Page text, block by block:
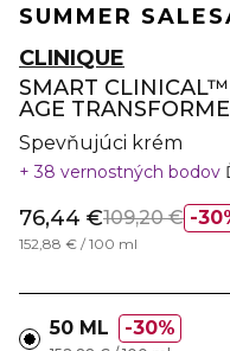
SUMMER SALE
CLINIQUE
SMART
AGE
Spevňujúci krém
38 vernostných bodov
76,44 €109,20 €
152,88 € / 100 ml
50 ML 30%